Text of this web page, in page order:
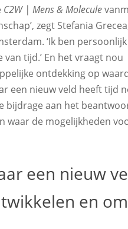
C2W | Mens & Molecule
zegt Stefania
‘Ik ben
tijd.’ En het vraagt nou
ontdekking op
een nieuw veld heeft tijd
bijdrage aan het
waar de mogelijkheden
een nieuw
en